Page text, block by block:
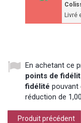
Livré
En achetant ce
points de
fidélité pouvant
réduction de
Produit précédent